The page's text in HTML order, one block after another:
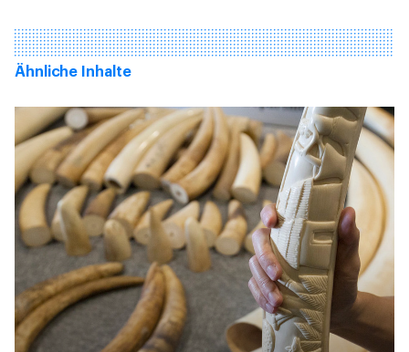
Ähnliche Inhalte